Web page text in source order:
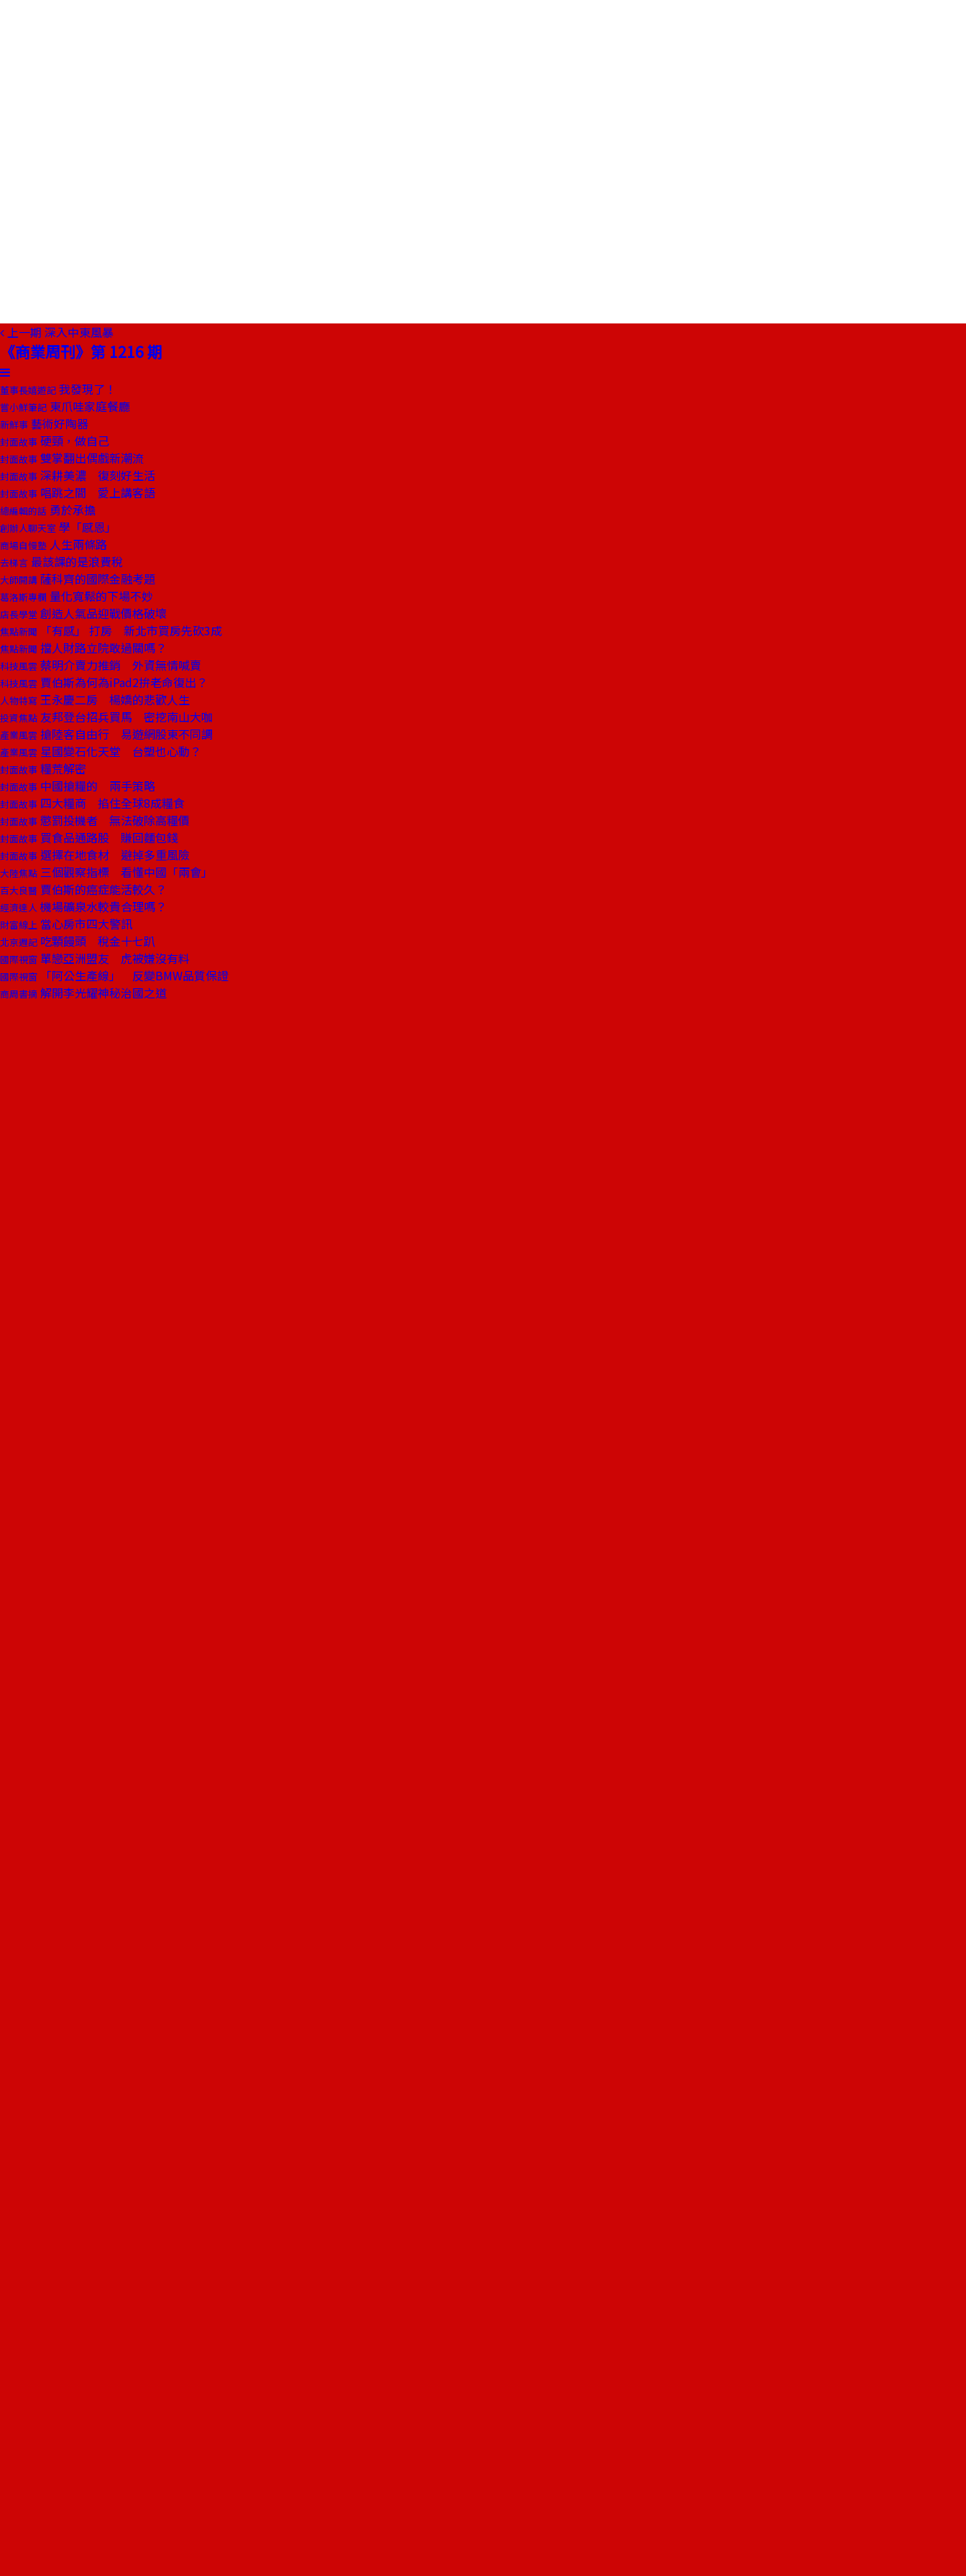
上一期 深入中東風暴
《商業周刊》第 1216 期
董事長嬉遊記 我發現了！
嘗小鮮筆記 東爪哇家庭餐廳
新鮮事 藝術好陶器
封面故事 硬頸，做自己
封面故事 雙掌翻出偶戲新潮流
封面故事 深耕美濃 復刻好生活
封面故事 唱跳之間 愛上講客語
總編輯的話 勇於承擔
創辦人聊天室 學「感恩」
商場自慢塾 人生兩條路
去梯言 最該課的是浪費稅
大師開講 薩科齊的國際金融考題
葛洛斯專欄 量化寬鬆的下場不妙
店長學堂 創造人氣品迎戰價格破壞
焦點新聞 「有感」 打房 新北市買房先砍3成
焦點新聞 擋人財路立院敢過關嗎？
科技風雲 蔡明介賣力推銷 外資無情喊賣
科技風雲 賈伯斯為何為iPad2拚老命復出？
人物特寫 王永慶二房 楊嬌的悲歡人生
投資焦點 友邦登台招兵買馬 密挖南山大咖
產業風雲 搶陸客自由行 易遊網股東不同調
產業風雲 星國變石化天堂 台塑也心動？
封面故事 糧荒解密
封面故事 中國搶糧的 兩手策略
封面故事 四大糧商 掐住全球8成糧食
封面故事 懲罰投機者 無法破除高糧價
封面故事 買食品通路股 賺回麵包錢
封面故事 選擇在地食材 避掉多重風險
大陸焦點 三個觀察指標 看懂中國「兩會」
百大良醫 賈伯斯的癌症能活較久？
經濟達人 機場礦泉水較貴合理嗎？
財富線上 當心房市四大警訊
北京週記 吃顆饅頭 稅金十七趴
國際視窗 單戀亞洲盟友 虎被嫌沒有料
國際視窗 「阿公生產線」 反變BMW品質保證
商周書摘 解開李光耀神秘治國之道